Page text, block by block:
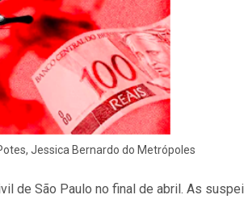
Jessica Bernardo do Metrópoles
de São Paulo no final de abril. As